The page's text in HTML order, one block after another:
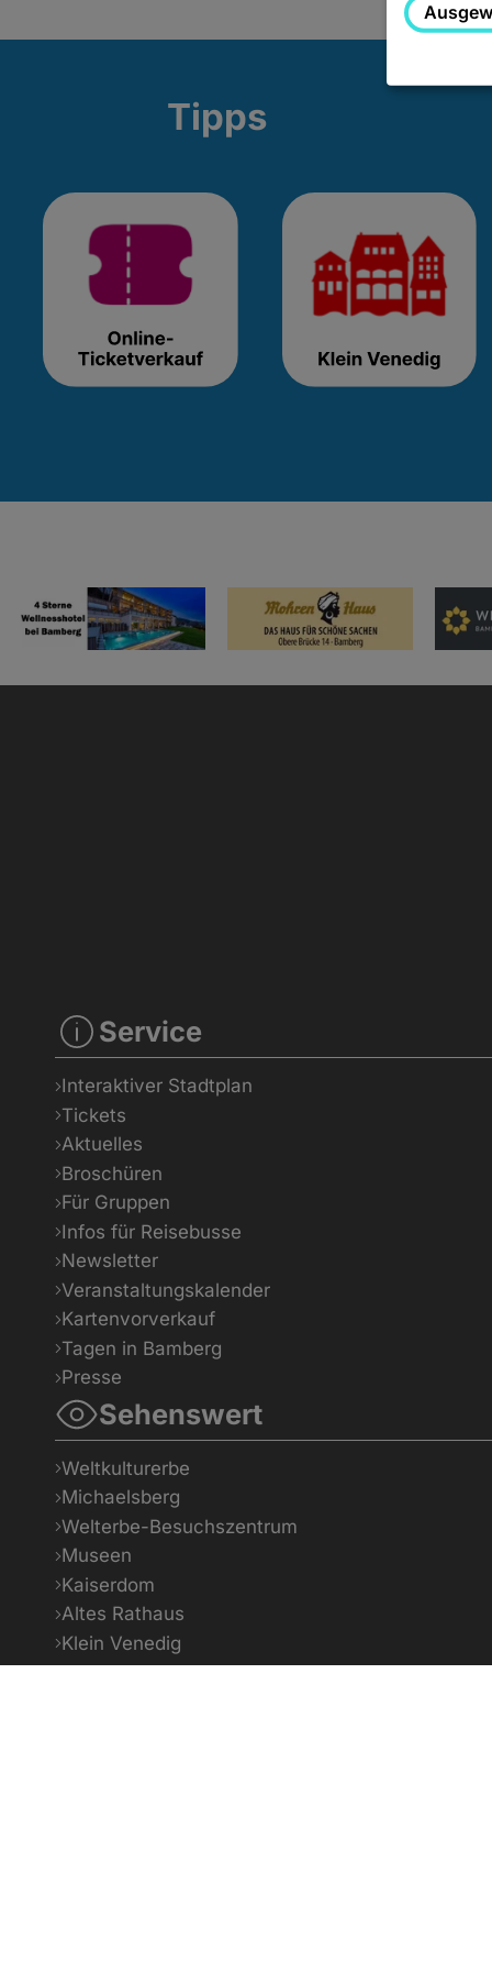
Tipps
Service
Interaktiver Stadtplan
Tickets
Aktuelles
Broschüren
Für Gruppen
Infos für Reisebusse
Newsletter
Veranstaltungskalender
Kartenvorverkauf
Tagen in Bamberg
Presse
Sehenswert
Weltkulturerbe
Michaelsberg
Welterbe-Besuchszentrum
Museen
Kaiserdom
Altes Rathaus
Klein Venedig